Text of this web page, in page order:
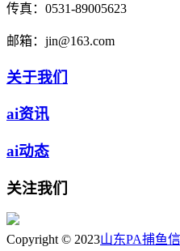
传真： 0531-89005623
邮箱： jin@163.com
关于我们
ai资讯
ai动态
关注我们
Copyright © 2023山东PA捕鱼